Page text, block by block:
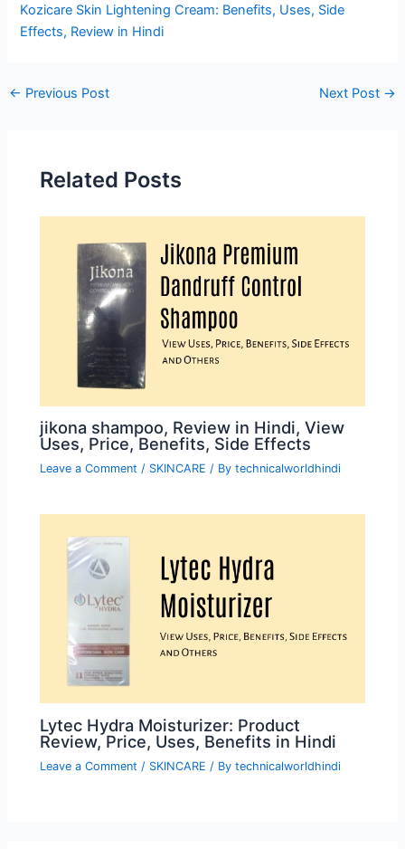
Kozicare Skin Lightening Cream: Benefits, Uses, Side
Effects, Review in Hindi
Post
← Previous Post Next Post →
Related Posts
jikona shampoo, Review in Hindi, View
Uses, Price, Benefits, Side Effects
Leave a Comment / SKINCARE / Bytechnicalworldhindi
Lytec Hydra Moisturizer: Product
Review, Price, Uses, Benefits in Hindi
Leave a Comment / SKINCARE / Bytechnicalworldhindi